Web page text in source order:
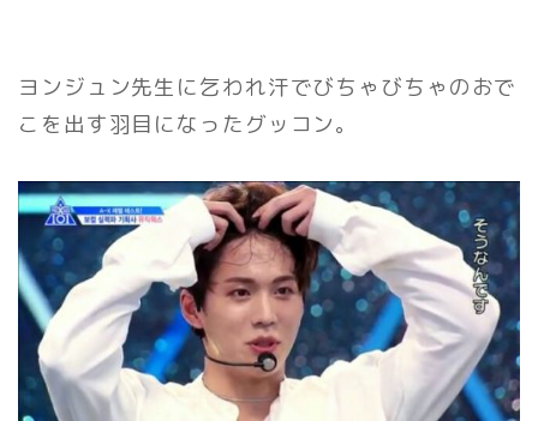
ヨンジュン先生に乞われ汗でびちゃびちゃのおで
こを出す羽目になったグッコン。